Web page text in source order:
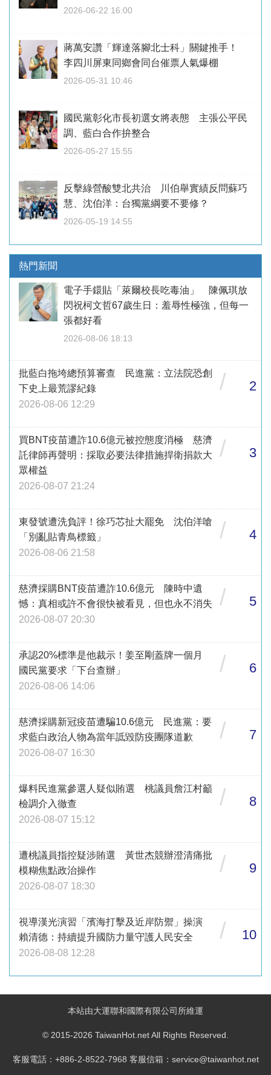
2026-06-22 16:00
蔣萬安讚「輝達落腳北士科」關鍵推手！
李四川屏東同鄉會同台催票人氣爆棚
2026-05-31 10:46
國民黨彰化市長初選女將表態 主張公平民
調、藍白合作拚整合
2026-05-27 15:55
反擊綠營酸雙北共治 川伯舉實績反問蘇巧
慧、沈伯洋：台獨黨綱要不要修？
2026-05-19 14:55
熱門新聞
電子手鐶貼「萊爾校長吃毒油」 陳佩琪放
閃祝柯文哲67歲生日：羞辱性極強，但每一
張都好看
2026-08-06 18:13
批藍白拖垮總預算審查 民進黨：立法院恐創
下史上最荒謬紀錄
2026-08-06 12:29
/ 2
買BNT疫苗遭詐10.6億元被控態度消極 慈濟
託律師再聲明：採取必要法律措施捍衛捐款大
眾權益
2026-08-07 21:24
/ 3
東發號遭洗負評！徐巧芯扯大罷免 沈伯洋嗆
「別亂貼青鳥標籤」
2026-08-06 21:58
/ 4
慈濟採購BNT疫苗遭詐10.6億元 陳時中遺
憾：真相或許不會很快被看見，但也永不消失
2026-08-07 20:30
/ 5
承認20%標準是他裁示！姜至剛蓋牌一個月
國民黨要求「下台查辦」
2026-08-06 14:06
/ 6
慈濟採購新冠疫苗遭騙10.6億元 民進黨：要
求藍白政治人物為當年詆毀防疫團隊道歉
2026-08-07 16:30
/ 7
爆料民進黨參選人疑似賄選 桃議員詹江村籲
檢調介入徹查
2026-08-07 15:12
/ 8
遭桃議員指控疑涉賄選 黃世杰競辦澄清痛批
模糊焦點政治操作
2026-08-07 18:30
/ 9
視導漢光演習「濱海打擊及近岸防禦」操演
賴清德：持續提升國防力量守護人民安全
2026-08-08 12:28
/ 10
本站由大運聯和國際有限公司所維運
© 2015-2026 TaiwanHot.net All Rights Reserved.
客服電話：+886-2-8522-7968 客服信箱：service@taiwanhot.net